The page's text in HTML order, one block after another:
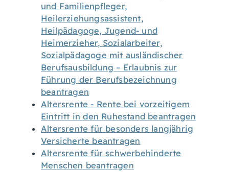
und Familienpfleger,
Heilerziehungsassistent,
Heilpädagoge, Jugend- und
Heimerzieher, Sozialarbeiter,
Sozialpädagoge mit ausländischer
Berufsausbildung – Erlaubnis zur
Führung der Berufsbezeichnung
beantragen
Altersrente - Rente bei vorzeitigem
Eintritt in den Ruhestand beantragen
Altersrente für besonders langjährig
Versicherte beantragen
Altersrente für schwerbehinderte
Menschen beantragen